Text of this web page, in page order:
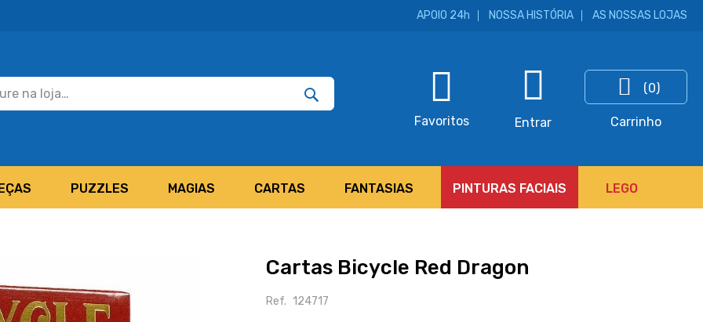
APOIO 24h NOSSA HISTÓRIA AS NOSSAS LOJAS
Pesquisar Pesquisar
Favoritos Entrar
(0)
Carrinho
PUZZLES MAGIAS CARTAS FANTASIAS PINTURAS FACIAIS LEGO
Cartas Bicycle Red Dragon
Ref. 124717